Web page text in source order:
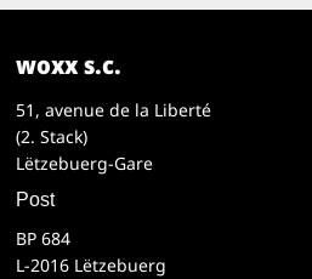
woxx s.c.
51, avenue de la Liberté
(2. Stack)
Lëtzebuerg-Gare
Post
BP 684
L-2016 Lëtzebuerg